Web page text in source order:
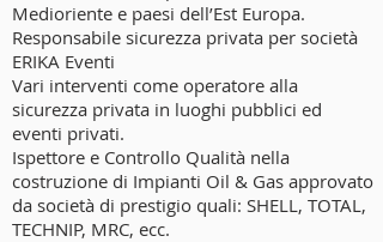
Medioriente e paesi dell’Est Europa.
Responsabile sicurezza privata per società
ERIKA Eventi
Vari interventi come operatore alla
sicurezza privata in luoghi pubblici ed
eventi privati.
Ispettore e Controllo Qualità nella
costruzione di Impianti Oil & Gas approvato
da società di prestigio quali: SHELL, TOTAL,
TECHNIP, MRC, ecc.